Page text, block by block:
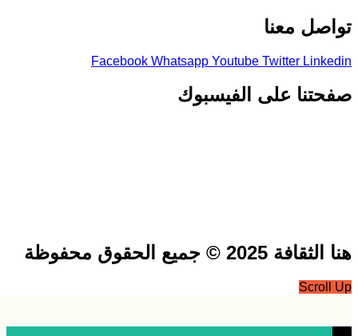
معنا
Facebook Whatsapp Youtube Twitter
على الفيسبوك
2025 © جميع الحقوق محفوظة